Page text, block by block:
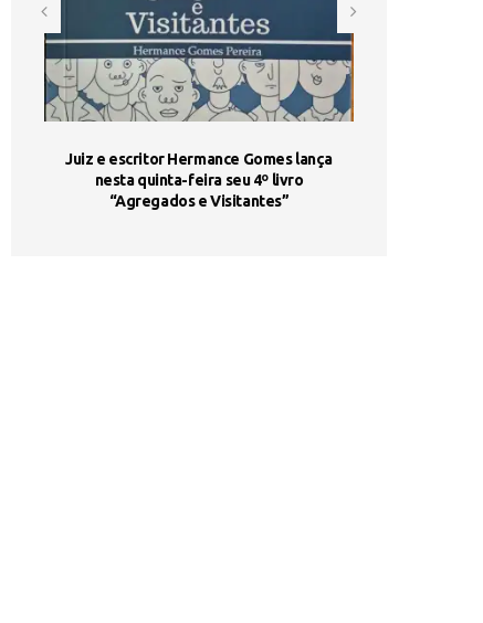
Juiz e escritor Hermance Gomes lança
nesta quinta-feira seu 4º livro
“Agregados e Visitantes”